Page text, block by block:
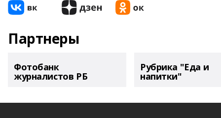
Партнеры
Фотобанк
журналистов РБ
Рубрика "Еда и
напитки"